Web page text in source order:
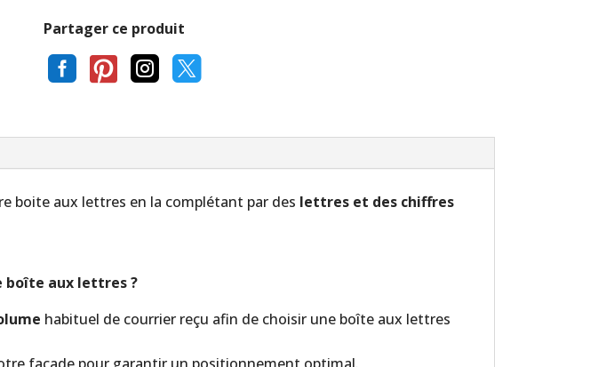
Partager ce produit
   
boite aux lettres en la complétant par des lettres et des chiffres
boîte aux lettres ?
habituel de courrier reçu afin de choisir une boîte aux lettres